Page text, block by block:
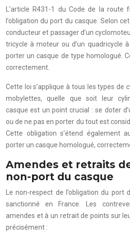
L’article R431-1 du Code de la route
l’obligation du port du casque. Selon
conducteur et passager d’un
tricycle à moteur ou d’un quadricycle
porter un casque de type homologué.
correctement.
Cette loi s’applique à tous les types de
mobylettes, quelle que soit leur
casque est un point crucial : se doter
ou de ne pas en porter du tout est
Cette obligation s’étend également
porter un casque homologué,
Amendes et retraits
non-port du casque
Le non-respect de l’obligation du port
sanctionné en France. Les
amendes et à un retrait de points sur
précisément :